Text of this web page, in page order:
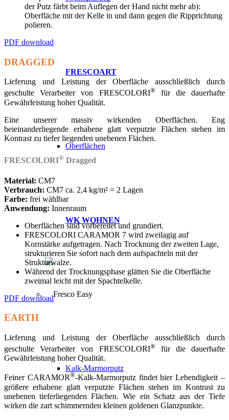
FRESCOART
Oberflächen
WK WOHNEN
Kalk-Marmorputz
der Putz färbt beim Auflegen der Hand nicht mehr ab):
Oberfläche mit der Kelle in und dann gegen die Ripprichtung
polieren.
PDF download
DRAGGED
Lieferung und Leistung der Oberfläche ausschließlich durch
geschulte Verarbeiter von FRESCOLORI®für die dauerhafte
Gewährleistung hoher Qualität.
Eine unserer massiv wirkenden Oberflächen. Eng
beieinanderliegende erhabene glatt verputzte Flächen stehen im
Kontrast zu tiefer liegenden unebenen Flächen.
FRESCOLORI® Dragged
Material: CM7
Verbrauch: CM7 ca. 2,4 kg/m² = 2 Lagen
Farbe: frei wählbar
Anwendung: Innenraum
Oberflächen sind vorbereitet und grundiert.
FRESCOLORI CARAMOR 7 wird zweilagig auf
Kornstärke aufgetragen. Nach Trocknung der zweiten Lage,
strukturieren Sie sofort nach dem aufspachteln mit der
Strukturwalze.
Während der Trocknungsphase glätten Sie die Oberfläche
zweimal leicht mit der Spachtelkelle.
PDF download
EARTH
Lieferung und Leistung der Oberfläche ausschließlich durch
geschulte Verarbeiter von FRESCOLORI®für die dauerhafte
Gewährleistung hoher Qualität.
Feiner CARAMOR®-Kalk-Marmorputz findet hier Lebendigkeit –
größere erhabene glatt verputzte Flächen stehen im Kontrast zu
unebenen tieferliegenden Flächen. Wie ein Schatz aus der Tiefe
wirken die zart schimmernden kleinen goldenen Glanzpunkte.